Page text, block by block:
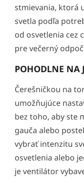
stmievania, ktorá
svetla podľa
od osvetlenia cez
pre večerný
POHODLNE NA
Čerešničkou na
umožňujúce
bez toho, aby ste
gauča alebo
vybrať intenzitu
osvetlenia alebo
je ventilátor